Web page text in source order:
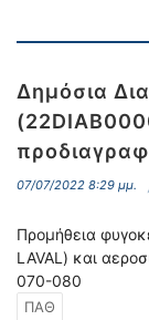
Δημόσια
07/07/2022 8:29 μμ.
Προμήθεια
LAVAL) και
070-080
ΠΑΘ